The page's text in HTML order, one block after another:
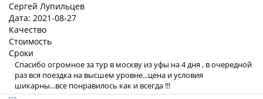
Сергей Лупильцев
Дата: 2021-08-27
Качество
Стоимость
Сроки
Спасибо огромное за тур в москву из уфы на 4 дня , в очередной
раз вся поездка на высшем уровне...цена и условия
шикарны...все понравилось как и всегда !!!